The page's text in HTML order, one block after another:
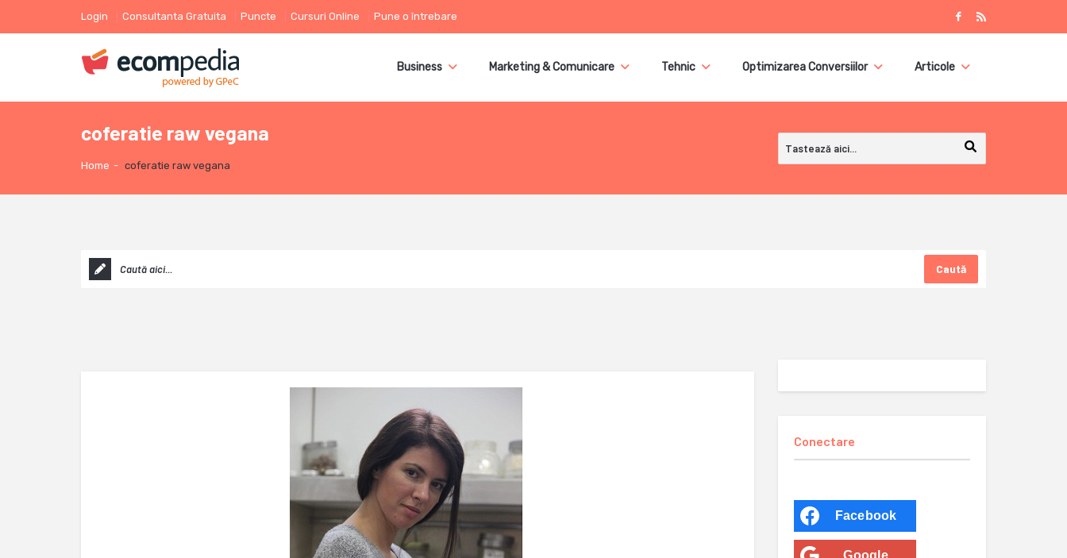
Login Consultanta Gratuita Puncte Cursuri Online Pune o întrebare
Business Marketing & Comunicare Tehnic Optimizarea Conversiilor Articole
coferatie raw vegana
Home - coferatie raw vegana
Caută
Conectare
Facebook
Google